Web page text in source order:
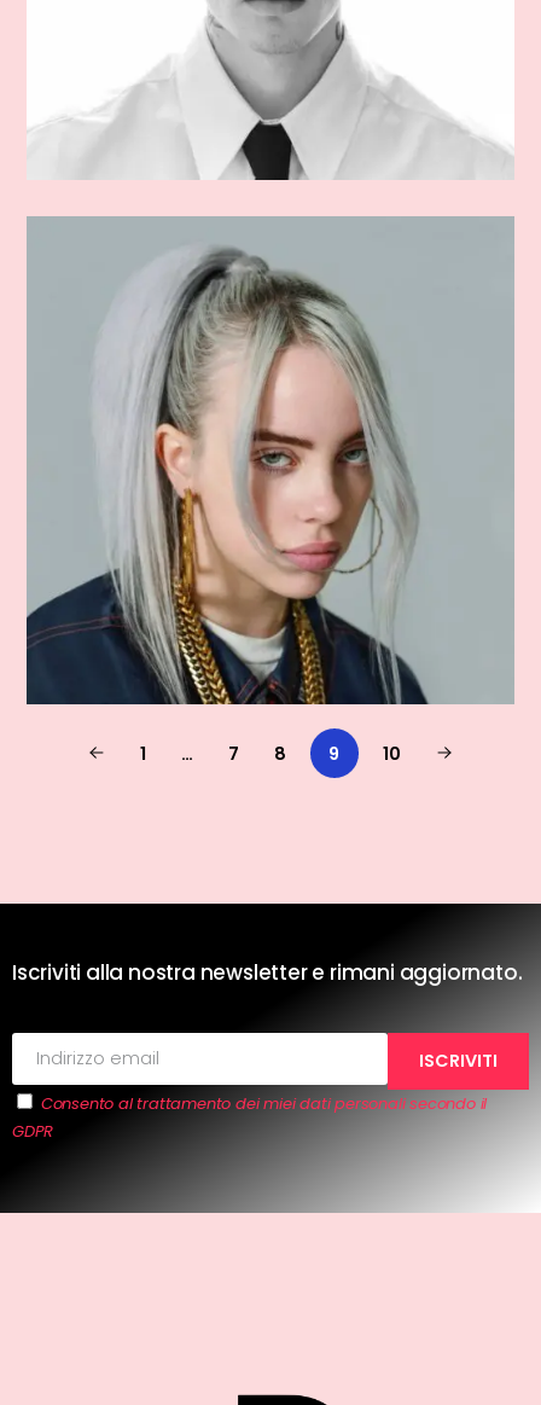
1 … 7 8 9 10
Iscriviti alla nostra newsletter e rimani aggiornato.
Consento al trattamento dei miei dati personali secondo il
GDPR